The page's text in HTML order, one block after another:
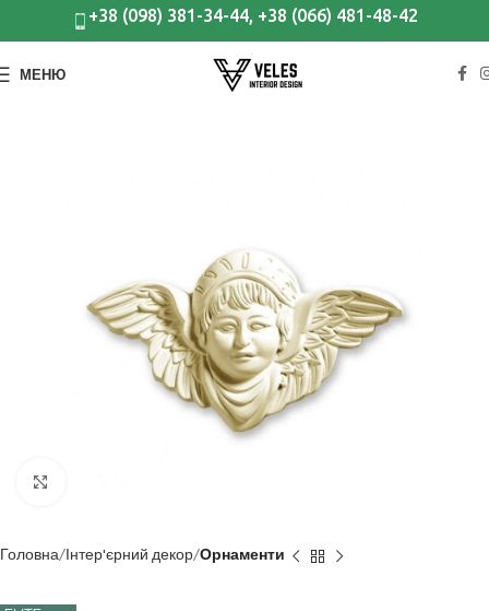
+38 (098) 381-34-44, +38 (066) 481-48-42
МЕНЮ
Головна Інтер'єрний декор Орнаменти